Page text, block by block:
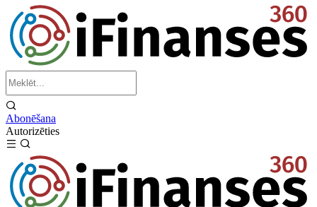
Abonēšana
Autorizēties